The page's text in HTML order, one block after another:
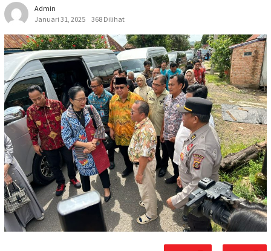
Admin
Januari 31, 2025
368 Dilihat